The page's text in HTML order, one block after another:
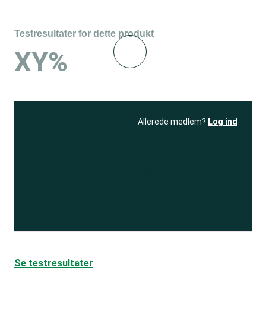
Testresultater for dette produkt
XY%
Allerede medlem? Log ind
Se testresultater